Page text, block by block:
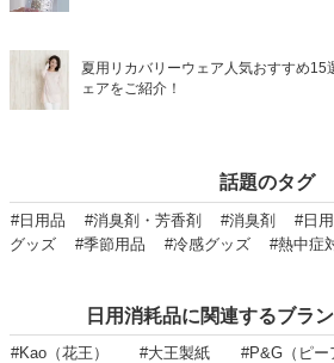
夏用リカバリーウェア人気おすすめ15
ェアをご紹介！
話題のタグ
#日用品 #消臭剤・芳香剤 #消臭剤 #日
グッズ
#季節用品 #冷感グッズ #熱中症
日用消耗品に関連するブラ
#Kao（花王） #大王製紙 #P&G（ピー